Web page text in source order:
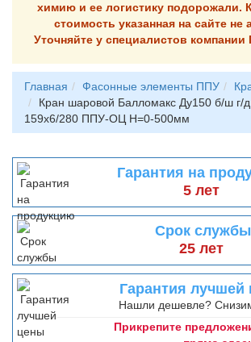
химию и ее логистику подорожали.
стоимость указанная на сайте не
Уточняйте у специалистов
Главная Фасонные элементы ППУ
Кран шаровой Балломакс Ду150 б/ш г/
159х6/280 ППУ-ОЦ H=0-500мм
Гарантия на
5 лет
Срок службы
25 лет
Гарантия лучшей
Нашли дешевле?
Прикрепите